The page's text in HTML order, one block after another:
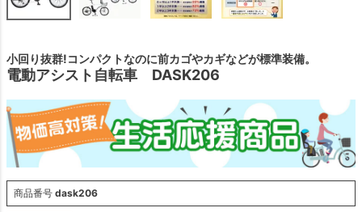
小回り抜群!コンパクトなのに前カゴやカギなどが標準装備。
電動アシスト自転車 DASK206
商品番号 dask206